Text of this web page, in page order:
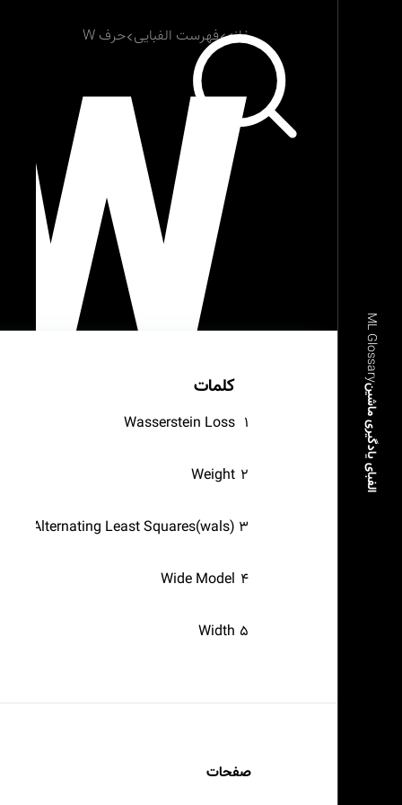
الفبای یادگیری ماشین
ML Glossary
خانه فهرست الفبایی حرف W
کلمات
۱ Wasserstein Loss
۲ Weight
۳ Alternating Least Squares(wals)
۴ Wide Model
۵ Width
صفحات